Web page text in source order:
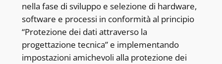
nella fase di sviluppo e selezione di hardware,
software e processi in conformità al principio
“Protezione dei dati attraverso la
progettazione tecnica” e implementando
impostazioni amichevoli alla protezione dei